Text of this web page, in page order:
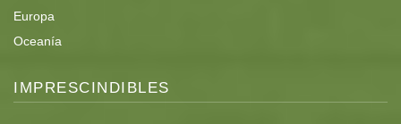
Europa
Oceanía
IMPRESCINDIBLES